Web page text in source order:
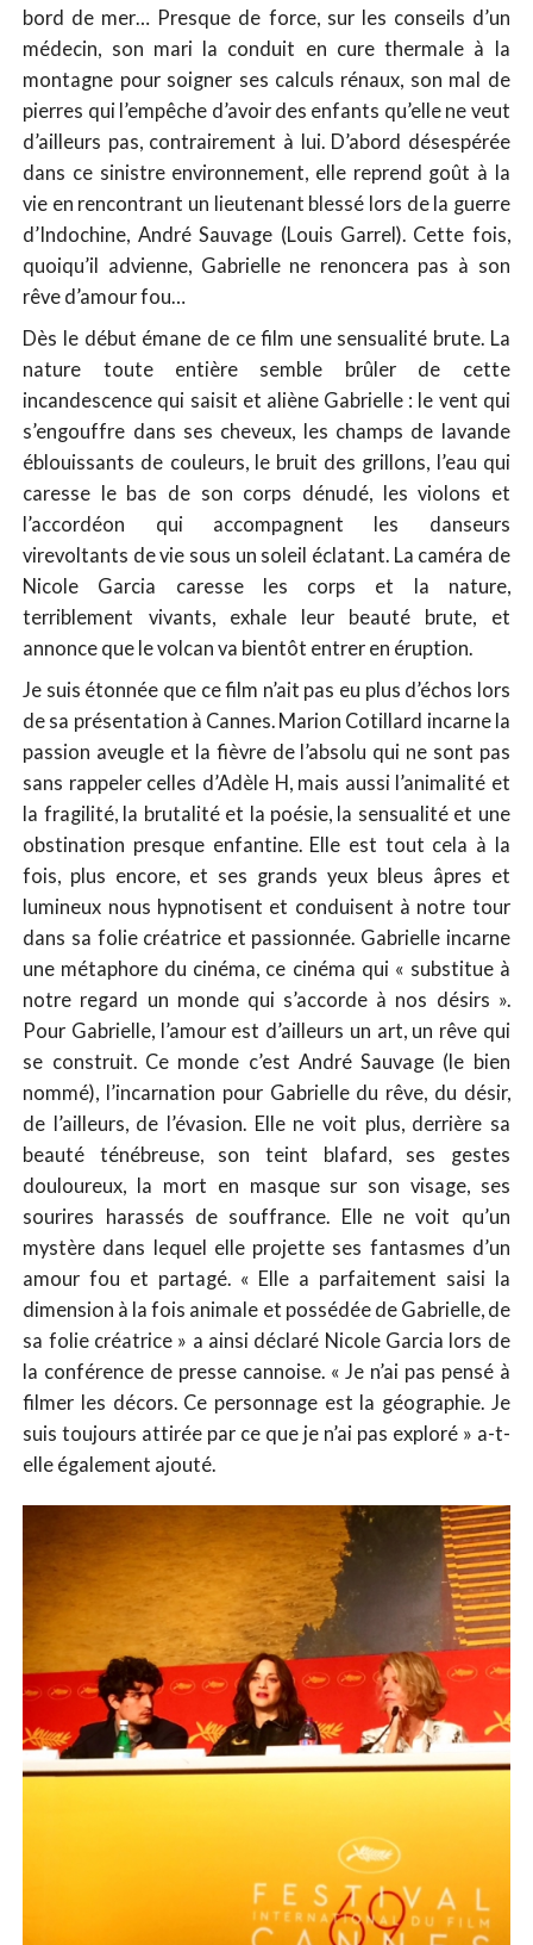
bord de mer… Presque de force, sur les conseils d’un
médecin, son mari la conduit en cure thermale à la
montagne pour soigner ses calculs rénaux, son mal de
pierres qui l’empêche d’avoir des enfants qu’elle ne veut
d’ailleurs pas, contrairement à lui. D’abord désespérée
dans ce sinistre environnement, elle reprend goût à la
vie en rencontrant un lieutenant blessé lors de la guerre
d’Indochine, André Sauvage (Louis Garrel). Cette fois,
quoiqu’il advienne, Gabrielle ne renoncera pas à son
rêve d’amour fou…
Dès le début émane de ce film une sensualité brute. La
nature toute entière semble brûler de cette
incandescence qui saisit et aliène Gabrielle : le vent qui
s’engouffre dans ses cheveux, les champs de lavande
éblouissants de couleurs, le bruit des grillons, l’eau qui
caresse le bas de son corps dénudé, les violons et
l’accordéon qui accompagnent les danseurs
virevoltants de vie sous un soleil éclatant. La caméra de
Nicole Garcia caresse les corps et la nature,
terriblement vivants, exhale leur beauté brute, et
annonce que le volcan va bientôt entrer en éruption.
Je suis étonnée que ce film n’ait pas eu plus d’échos lors
de sa présentation à Cannes. Marion Cotillard incarne la
passion aveugle et la fièvre de l’absolu qui ne sont pas
sans rappeler celles d’Adèle H, mais aussi l’animalité et
la fragilité, la brutalité et la poésie, la sensualité et une
obstination presque enfantine. Elle est tout cela à la
fois, plus encore, et ses grands yeux bleus âpres et
lumineux nous hypnotisent et conduisent à notre tour
dans sa folie créatrice et passionnée. Gabrielle incarne
une métaphore du cinéma, ce cinéma qui « substitue à
notre regard un monde qui s’accorde à nos désirs ».
Pour Gabrielle, l’amour est d’ailleurs un art, un rêve qui
se construit. Ce monde c’est André Sauvage (le bien
nommé), l’incarnation pour Gabrielle du rêve, du désir,
de l’ailleurs, de l’évasion. Elle ne voit plus, derrière sa
beauté ténébreuse, son teint blafard, ses gestes
douloureux, la mort en masque sur son visage, ses
sourires harassés de souffrance. Elle ne voit qu’un
mystère dans lequel elle projette ses fantasmes d’un
amour fou et partagé. « Elle a parfaitement saisi la
dimension à la fois animale et possédée de Gabrielle, de
sa folie créatrice » a ainsi déclaré Nicole Garcia lors de
la conférence de presse cannoise. « Je n’ai pas pensé à
filmer les décors. Ce personnage est la géographie. Je
suis toujours attirée par ce que je n’ai pas exploré » a-t-
elle également ajouté.